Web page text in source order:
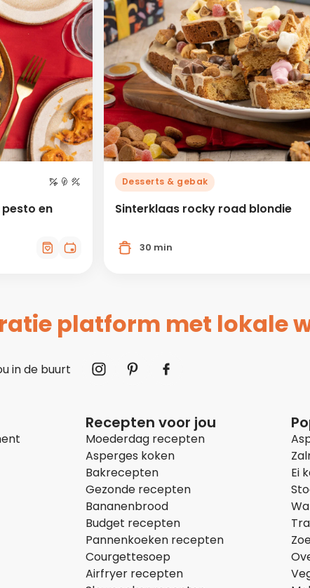
en
Desserts & gebak
Sinterklaas rocky road blondie
30 min
platform met lokale
in de buurt
Recepten voor jou
Moederdag recepten
Asperges koken
Bakrecepten
Gezonde recepten
Bananenbrood
Budget recepten
Pannenkoeken recepten
Courgettesoep
Airfryer recepten
Ei